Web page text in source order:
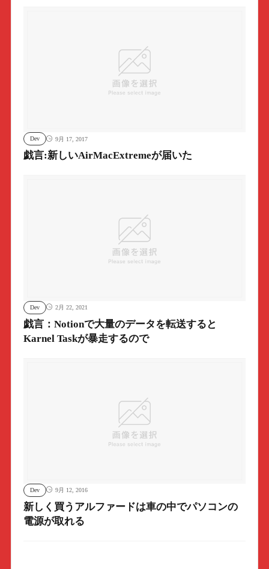
Dev 9月 17, 2017
戯言:新しいAirMacExtremeが届いた
Dev 2月 22, 2021
戯言：Notionで大量のデータを転送すると
Karnel Taskが暴走するので
Dev 9月 12, 2016
新しく買うアルファードは車の中でパソコンの
電源が取れる